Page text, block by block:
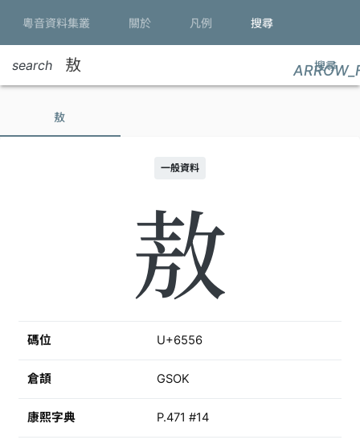
粵音資料集叢 關於 凡例 搜尋
search 搜尋
敖
一般資料
敖
碼位 U+6556
倉頡 GSOK
康熙字典 P.471 #14